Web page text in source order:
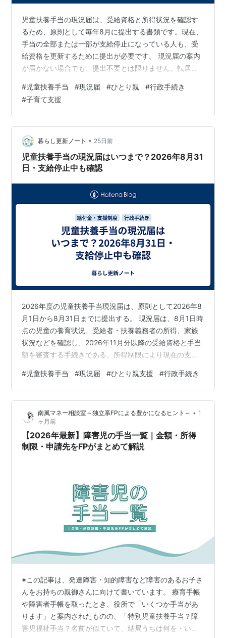
児童扶養手当の現況届は、受給資格と所得状況を確認す
るため、原則として毎年8月に提出する書類です。現在、
手当の全部または一部が支給停止になっている人も、受
給資格を更新するために提出が必要です。 現況届の案内
が届かない場合でも、提出不要とは限りません。転居後
の登録状況を確認し、市区町村の児童扶養手当担当窓口
へ早めに連絡します。 この記事では、2026年7月20日時
点のこども家庭庁、札幌市、大阪市、横浜市などの公式
情報を基に、現況届が届かないときの確認順序、再送・
再交付、提出期限が近い場合の対応を整理します。 この
記事の要点 児童扶養手当の現況届は、…
#児童扶養手当 #現況届 #ひとり親 #行政手続き
#子育て支援
暮らし更新ノート • 25日前
児童扶養手当の現況届はいつまで？2026年8月31
日・支給停止中も確認
2026年度の児童扶養手当現況届は、原則として2026年8
月1日から8月31日までに提出する。 現況届は、8月1日時
点の児童の養育状況、受給者・扶養義務者の所得、家族
状況などを確認し、2026年11月分以降の受給資格と手当
額を審査する手続きである。所得制限により現在の支給
が必要だ。 提出方法は自治体ごとに異なり、電子申請、
郵送、窓口、本人面談などがある。8月31日が郵送必着か
消印有効か、電子申請の締切時刻、追加書類の有無を自
治体の案内で確認したい。 提出期間2026年8月1日～8月
31日 主な対象児童扶養手当の受給資格者。全額支給停止
中を含む…
#児童扶養手当 #現況届 #ひとり親支援 #行政手続き
南風マネー相談室～独立系FPによる豊かになるヒント～ • 1
ヶ月前
【2026年最新】障害児の手当一覧｜金額・所得
制限・申請先をFPがまとめて解説
※この記事は、発達障害・知的障害など障害のあるお子さ
んをお持ちの親御さんに向けて書いています。 療育手帳
や障害者手帳を取ったとき、役所で「いくつか手当があ
ります」と案内されたものの、「特別児童扶養手当？障
害児福祉手当？名前が似ていて、結局うちは何を・いく